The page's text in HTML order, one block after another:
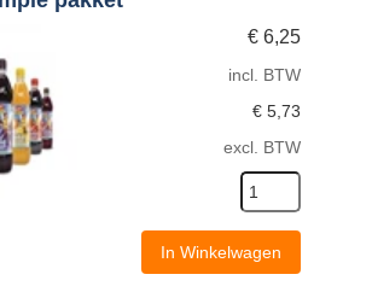
€ 6,25
incl. BTW
€ 5,73
excl. BTW
In Winkelwagen